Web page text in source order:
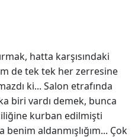
hatta karşısındaki
de tek tek her zerresine
ki... Salon etrafında
biri vardı demek, bunca
kurban edilmişti
aldanmışlığım... Çok